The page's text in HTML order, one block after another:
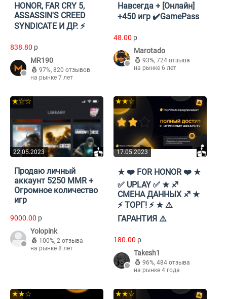
HONOR, FAR CRY 5,
ASSASSIN'S CREED
SYNDICATE И ДР. ⚡️
838.80 p
MR190
97%, 820 отзывов
на рынке 7 лет
Навсегда + [Онлайн]
+450 игр ✔️GamePass
48.00 p
Marotado
93%, 724 отзыва
на рынке 6 лет
22.05.2023
★☆☆
Продаю личный
аккаунт 5250 MMR +
Огромное количество
игр
9000.00 p
Yolopink
100%, 2 отзыва
на рынке 8 лет
17.05.2023
★★☆
★ ❤️ FOR HONOR ❤️ ★
✅ UPLAY ✅ ★ ♐
СМЕНА ДАННЫХ ♐ ★
⚡ ТОРГ! ⚡ ★ ⚠️
ГАРАНТИЯ ⚠️
180.00 p
Takesh1
96%, 484 отзыва
на рынке 4 года
★★☆ ★★☆